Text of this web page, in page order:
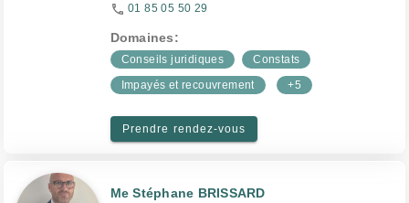
01 85 05 50 29
Domaines:
Conseils juridiques
Constats
Impayés et recouvrement
+5
Prendre rendez-vous
Me Stéphane BRISSARD